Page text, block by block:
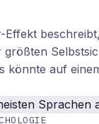
könnte auf